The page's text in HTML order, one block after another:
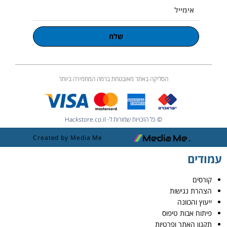
שלח
הסליקה באתר מאובטחת ברמה המחמירה ביותר
© כל הזכויות שמורות ל- Hackstore.co.il
Created by Media Me
עמודים
קורסים
הצהרת נגישות
ייעוץ והכוונה
פיתוח אבות טיפוס
תקנון האתר ופרטיות